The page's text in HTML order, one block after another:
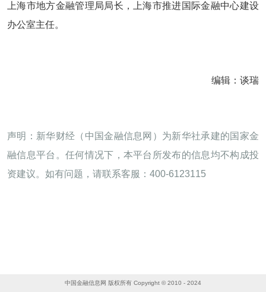
上海市地方金融管理局局长，上海市推进国际金融中心建设
办公室主任。
编辑：谈瑞
声明：新华财经（中国金融信息网）为新华社承建的国家金
融信息平台。任何情况下，本平台所发布的信息均不构成投
资建议。如有问题，请联系客服：400-6123115
中国金融信息网 版权所有 Copyright © 2010 - 2024